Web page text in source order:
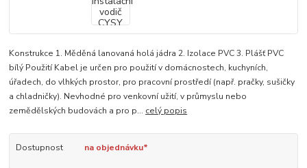
Konstrukce 1. Měděná lanovaná holá jádra 2. Izolace PVC 3. Plášť PVC
bílý Použití Kabel je určen pro použití v domácnostech, kuchyních,
úřadech, do vlhkých prostor, pro pracovní prostředí (např. pračky, sušičky
a chladničky). Nevhodné pro venkovní užití, v průmyslu nebo
zemědělských budovách a pro p... celý popis
Dostupnost na objednávku*